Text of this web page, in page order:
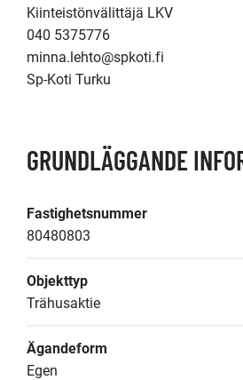
Kiinteistönvälittäjä LKV
040 5375776
minna.lehto@spkoti.fi
Sp-Koti Turku
GRUNDLÄGGANDE
Fastighetsnummer
80480803
Objekttyp
Trähusaktie
Ägandeform
Egen